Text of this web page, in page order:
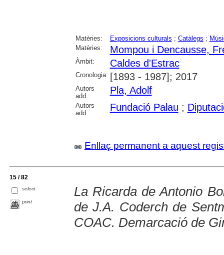
Matèries: Exposicions culturals ; Catàlegs ;
Matèries:
Mompou i Dencausse,
Àmbit: Caldes d'Estrac
Cronologia: [1893 - 1987]; 2017
Autors
add.:
Pla, Adolf
Autors
add.:
Fundació Palau ;
Enllaç permanent a aquest
15 / 82
select
print
La Ricarda de Antonio
de J.A. Coderch de
COAC. Demarcació de